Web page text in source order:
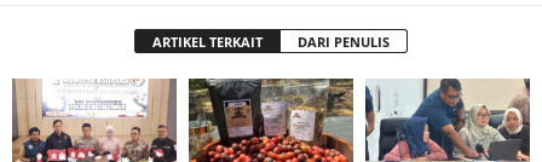
ARTIKEL TERKAIT DARI PENULIS